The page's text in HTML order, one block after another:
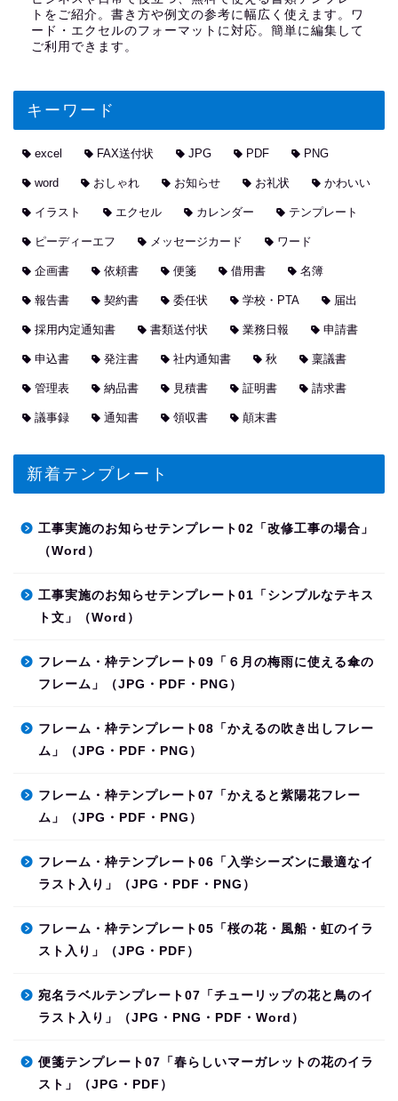
トをご紹介。書き方や例文の参考に幅広く使えます。ワ
ード・エクセルのフォーマットに対応。簡単に編集して
ご利用できます。
キーワード
excel FAX送付状 JPG PDF PNG
word おしゃれ お知らせ お礼状 かわいい
イラスト エクセル カレンダー テンプレート
ピーディーエフ メッセージカード ワード
企画書 依頼書 便箋 借用書 名簿
報告書 契約書 委任状 学校・PTA 届出
採用内定通知書 書類送付状 業務日報 申請書
申込書 発注書 社内通知書 秋 稟議書
管理表 納品書 見積書 証明書 請求書
議事録 通知書 領収書 顛末書
新着テンプレート
工事実施のお知らせテンプレート02「改修工事の場合」
（Word）
工事実施のお知らせテンプレート01「シンプルなテキス
ト文」（Word）
フレーム・枠テンプレート09「６月の梅雨に使える傘の
フレーム」（JPG・PDF・PNG）
フレーム・枠テンプレート08「かえるの吹き出しフレー
ム」（JPG・PDF・PNG）
フレーム・枠テンプレート07「かえると紫陽花フレー
ム」（JPG・PDF・PNG）
フレーム・枠テンプレート06「入学シーズンに最適なイ
ラスト入り」（JPG・PDF・PNG）
フレーム・枠テンプレート05「桜の花・風船・虹のイラ
スト入り」（JPG・PDF）
宛名ラベルテンプレート07「チューリップの花と鳥のイ
ラスト入り」（JPG・PNG・PDF・Word）
便箋テンプレート07「春らしいマーガレットの花のイラ
スト」（JPG・PDF）